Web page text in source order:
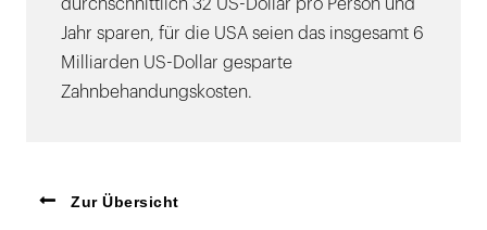
durchschnittlich 32 US-Dollar pro Person und
Jahr sparen, für die USA seien das insgesamt 6
Milliarden US-Dollar gesparte
Zahnbehandungskosten.
Zur Übersicht